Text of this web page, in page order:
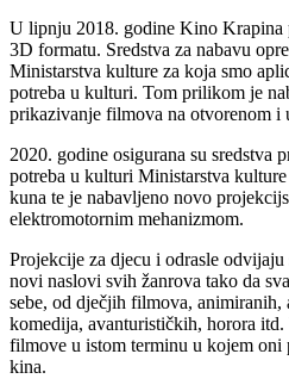
U lipnju 2018. godine Kino
3D formatu. Sredstva za nabavu
Ministarstva kulture za koja smo
potreba u kulturi. Tom prilikom je
prikazivanje filmova na otvorenom i
2020. godine osigurana su sredstva
potreba u kulturi Ministarstva
kuna te je nabavljeno novo
elektromotornim mehanizmom.
Projekcije za djecu i odrasle
novi naslovi svih žanrova tako da
sebe, od dječjih filmova, animiranih,
komedija, avanturističkih, horora
filmove u istom terminu u kojem oni
kina.